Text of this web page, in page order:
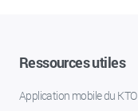
Ressources utiles
Application mobile du KTO